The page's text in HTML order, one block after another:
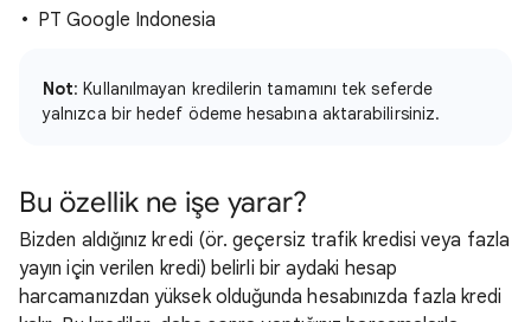
PT Google Indonesia
Not: Kullanılmayan kredilerin tamamını tek seferde
yalnızca bir hedef ödeme hesabına aktarabilirsiniz.
Bu özellik ne işe yarar?
Bizden aldığınız kredi (ör. geçersiz trafik kredisi veya fazla
yayın için verilen kredi) belirli bir aydaki hesap
harcamanızdan yüksek olduğunda hesabınızda fazla kredi